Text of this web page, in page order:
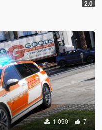
2.0
1 090 7